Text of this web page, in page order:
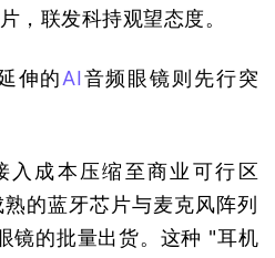
，联发科持观望态度。
伸的AI音频眼镜则先行突
入成本压缩至商业可行区
的蓝牙芯片与麦克风阵列
镜的批量出货。这种 "耳机